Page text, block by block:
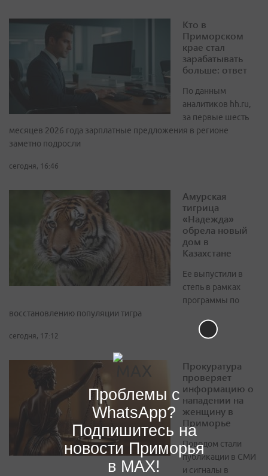
Кто в
Приморском
крае стал
зарабатывать
больше: ответ
По данным
аналитиков hh.ru,
за первые шесть
месяцев 2026 года зарплатные предложения в регионе
заметно подросли
сегодня, 16:46
Амурская
тигрица
«Надежда»
обрела новый
дом в
Казахстане
Ее выпустили в
степь в рамках
программы по
восстановлению популяции тигра
сегодня, 17:12
Прокуратура
проверяет
информацию о
нападении на
женщину в
Приморье
Поводом стали
публикации в СМИ
и сигналы в
Проблемы с
WhatsApp?
Подпишитесь на
новости Приморья
в MAX!